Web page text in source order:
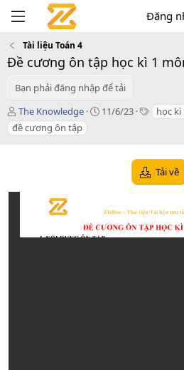
Đăng
Tài liệu Toán 4
Đề cương ôn tập học kì 1
Bạn phải đăng nhập để tải
T
á
c
The Knowledge
C
d
a
t
11/6/23
T học kì
đề cương ôn tập
Tải về